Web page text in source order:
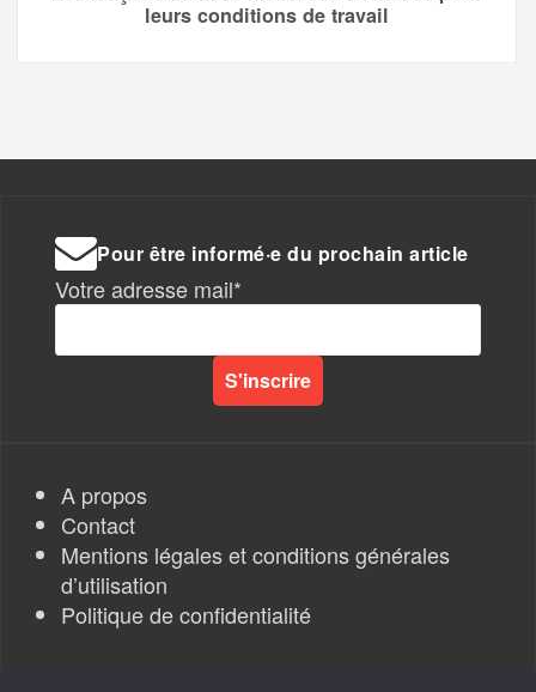
leurs conditions de travail
Pour être informé·e du prochain article
Votre adresse mail*
A propos
Contact
Mentions légales et conditions générales
d’utilisation
Politique de confidentialité